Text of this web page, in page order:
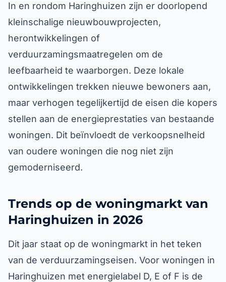
In en rondom Haringhuizen zijn er doorlopend
kleinschalige nieuwbouwprojecten,
herontwikkelingen of
verduurzamingsmaatregelen om de
leefbaarheid te waarborgen. Deze lokale
ontwikkelingen trekken nieuwe bewoners aan,
maar verhogen tegelijkertijd de eisen die kopers
stellen aan de energieprestaties van bestaande
woningen. Dit beïnvloedt de verkoopsnelheid
van oudere woningen die nog niet zijn
gemoderniseerd.
Trends op de woningmarkt van
Haringhuizen in 2026
Dit jaar staat op de woningmarkt in het teken
van de verduurzamingseisen. Voor woningen in
Haringhuizen met energielabel D, E of F is de